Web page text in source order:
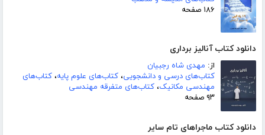
۱۸۶ صفحه
دانلود کتاب آنالیز برداری
از: مهدی شاه رجبیان
کتاب‌های درسی و دانشجویی، کتاب‌های علوم پایه، کتاب‌های
مهندسی مکانیک، کتاب‌های متفرقه مهندسی
۹۳ صفحه
دانلود کتاب ماجراهای تام سایر